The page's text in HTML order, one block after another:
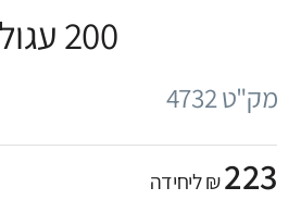
200 עגול
מק"ט 4732
223₪ ליחידה